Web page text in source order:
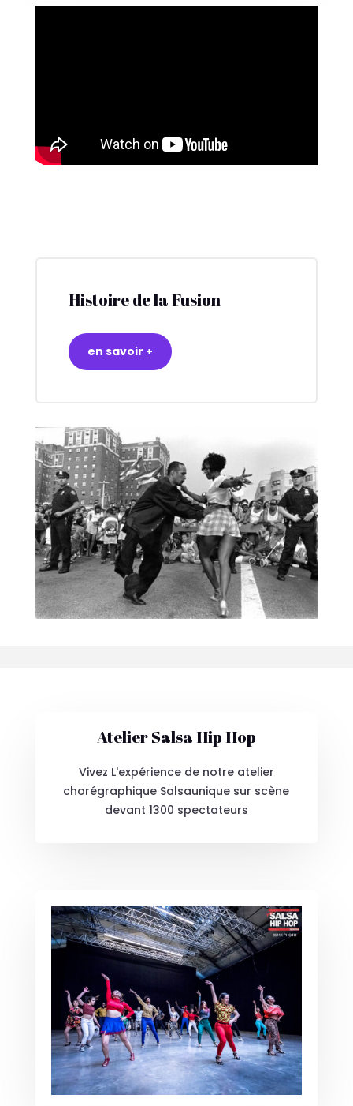
Histoire de la Fusion
en savoir +
Atelier Salsa Hip Hop
Vivez L'expérience de notre atelier
chorégraphique Salsaunique sur scène
devant 1300 spectateurs